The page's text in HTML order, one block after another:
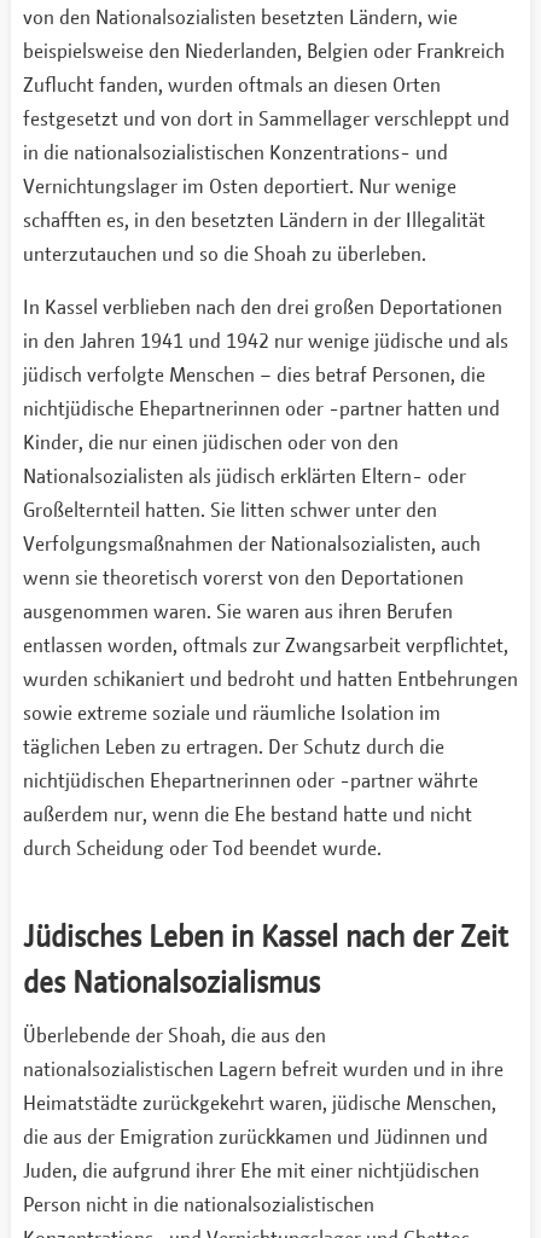
von den Nationalsozialisten besetzten Ländern, wie
beispielsweise den Niederlanden, Belgien oder Frankreich
Zuflucht fanden, wurden oftmals an diesen Orten
festgesetzt und von dort in Sammellager verschleppt und
in die nationalsozialistischen Konzentrations- und
Vernichtungslager im Osten deportiert. Nur wenige
schafften es, in den besetzten Ländern in der Illegalität
unterzutauchen und so die Shoah zu überleben.
In Kassel verblieben nach den drei großen Deportationen
in den Jahren 1941 und 1942 nur wenige jüdische und als
jüdisch verfolgte Menschen – dies betraf Personen, die
nichtjüdische Ehepartnerinnen oder -partner hatten und
Kinder, die nur einen jüdischen oder von den
Nationalsozialisten als jüdisch erklärten Eltern- oder
Großelternteil hatten. Sie litten schwer unter den
Verfolgungsmaßnahmen der Nationalsozialisten, auch
wenn sie theoretisch vorerst von den Deportationen
ausgenommen waren. Sie waren aus ihren Berufen
entlassen worden, oftmals zur Zwangsarbeit verpflichtet,
wurden schikaniert und bedroht und hatten Entbehrungen
sowie extreme soziale und räumliche Isolation im
täglichen Leben zu ertragen. Der Schutz durch die
nichtjüdischen Ehepartnerinnen oder -partner währte
außerdem nur, wenn die Ehe bestand hatte und nicht
durch Scheidung oder Tod beendet wurde.
Jüdisches Leben in Kassel nach der Zeit
des Nationalsozialismus
Überlebende der Shoah, die aus den
nationalsozialistischen Lagern befreit wurden und in ihre
Heimatstädte zurückgekehrt waren, jüdische Menschen,
die aus der Emigration zurückkamen und Jüdinnen und
Juden, die aufgrund ihrer Ehe mit einer nichtjüdischen
Person nicht in die nationalsozialistischen